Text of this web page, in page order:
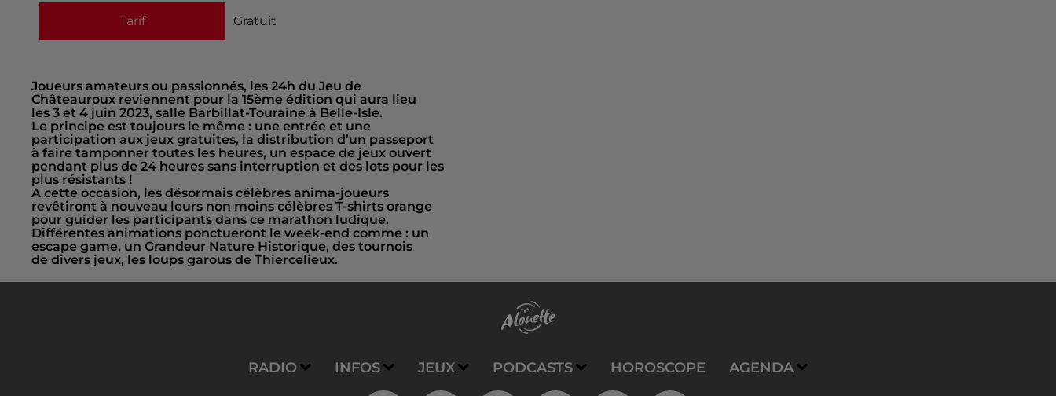
Tarif Gratuit
Joueurs amateurs ou passionnés, les 24h du Jeu de
Châteauroux reviennent pour la 15ème édition qui aura lieu
les 3 et 4 juin 2023, salle Barbillat-Touraine à Belle-Isle.
Le principe est toujours le même : une entrée et une
participation aux jeux gratuites, la distribution d’un passeport
à faire tamponner toutes les heures, un espace de jeux ouvert
pendant plus de 24 heures sans interruption et des lots pour les
plus résistants !
A cette occasion, les désormais célèbres anima-joueurs
revêtiront à nouveau leurs non moins célèbres T-shirts orange
pour guider les participants dans ce marathon ludique.
Différentes animations ponctueront le week-end comme : un
escape game, un Grandeur Nature Historique, des tournois
de divers jeux, les loups garous de Thiercelieux.
RADIO INFOS JEUX PODCASTS HOROSCOPE AGENDA